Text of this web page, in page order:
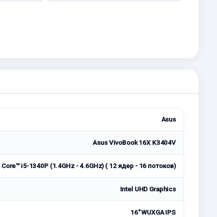
Asus
Asus VivoBook 16X K3404V
i5-1340P (1.4GHz - 4.6GHz) ( 12 ядер - 16 потоков)
Intel UHD Graphics
16" WUXGA IPS